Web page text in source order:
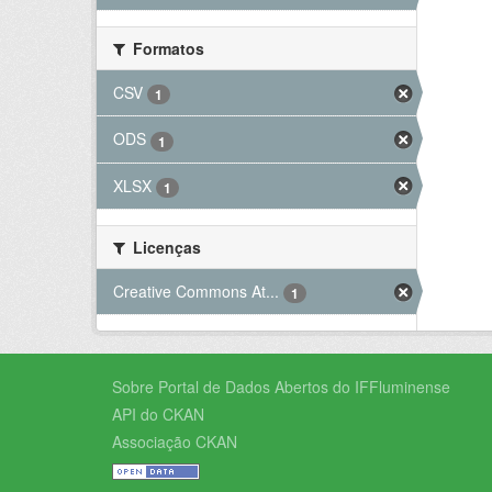
Formatos
CSV
1
ODS 1
XLSX 1
Licenças
Creative Commons At...
1
Sobre Portal de Dados Abertos do IFFluminense
API do CKAN
Associação CKAN